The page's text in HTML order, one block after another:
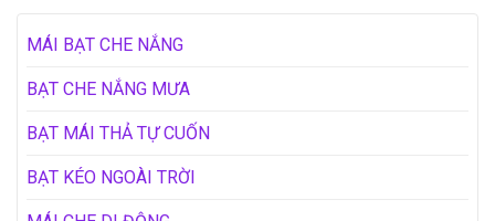
MÁI BẠT CHE NẮNG
BẠT CHE NẮNG MƯA
BẠT MÁI THẢ TỰ CUỐN
BẠT KÉO NGOÀI TRỜI